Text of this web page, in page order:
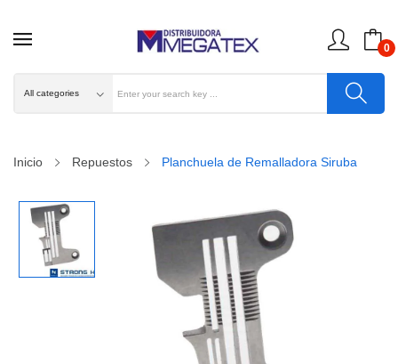
0
Inicio Repuestos Planchuela de Remalladora Siruba